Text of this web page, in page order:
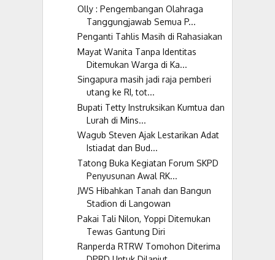
Olly : Pengembangan Olahraga
Tanggungjawab Semua P...
Penganti Tahlis Masih di Rahasiakan
Mayat Wanita Tanpa Identitas
Ditemukan Warga di Ka...
Singapura masih jadi raja pemberi
utang ke RI, tot...
Bupati Tetty Instruksikan Kumtua dan
Lurah di Mins...
Wagub Steven Ajak Lestarikan Adat
Istiadat dan Bud...
Tatong Buka Kegiatan Forum SKPD
Penyusunan Awal RK...
JWS Hibahkan Tanah dan Bangun
Stadion di Langowan
Pakai Tali Nilon, Yoppi Ditemukan
Tewas Gantung Diri
Ranperda RTRW Tomohon Diterima